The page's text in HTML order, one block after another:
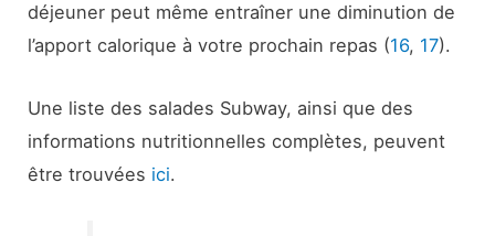
déjeuner peut même entraîner une diminution de
l’apport calorique à votre prochain repas (16, 17).
Une liste des salades Subway, ainsi que des
informations nutritionnelles complètes, peuvent
être trouvées ici.